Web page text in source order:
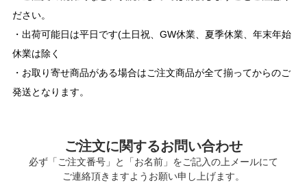
ださい。
・出荷可能日は平日です(土日祝、GW休業、夏季休業、年末年始
休業は除く
・お取り寄せ商品がある場合はご注文商品が全て揃ってからのご
発送となります。
ご注文に関するお問い合わせ
必ず「ご注文番号」と「お名前」をご記入の上メールにて
ご連絡頂きますようお願い申し上げます。